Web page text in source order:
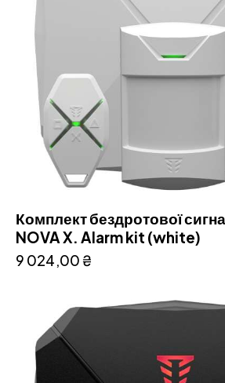
Комплект бездротової
NOVA X. Alarm kit (white)
9 024,00₴